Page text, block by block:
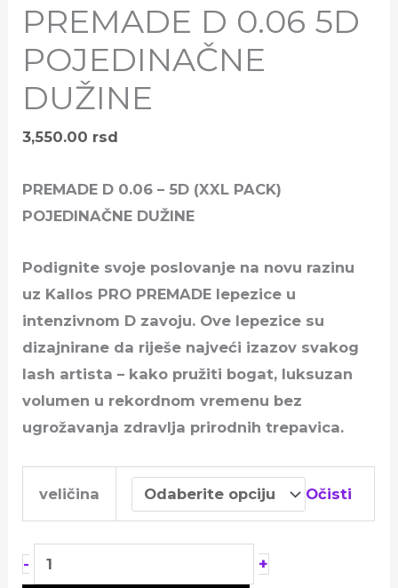
PREMADE D 0.06 5D
POJEDINAČNE
DUŽINE
3,550.00 rsd
PREMADE D 0.06 – 5D (XXL PACK)
POJEDINAČNE DUŽINE
Podignite svoje poslovanje na novu razinu
uz Kallos PRO PREMADE lepezice u
intenzivnom D zavoju. Ove lepezice su
dizajnirane da riješe najveći izazov svakog
lash artista – kako pružiti bogat, luksuzan
volumen u rekordnom vremenu bez
ugrožavanja zdravlja prirodnih trepavica.
veličina Očisti
- +